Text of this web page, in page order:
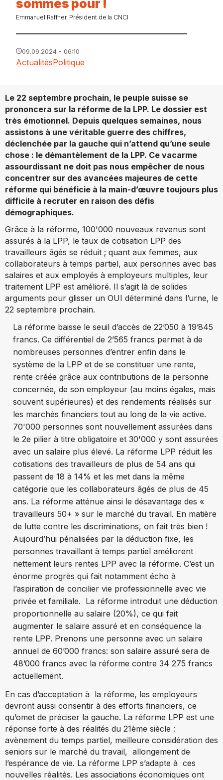
sommes pour !
Emmanuel Raffner, Président de la CNCI
09.09.2024 - 06:10
ActualitésPolitique
Le 22 septembre prochain, le peuple suisse se
prononcera sur la réforme de la LPP. Le dossier est
très émotionnel. Depuis quelques semaines, nous
assistons à une véritable guerre des chiffres,
déclenchée par la gauche qui n’attend qu’une seule
chose : le démantèlement de la LPP. Ce vacarme
assourdissant ne doit pas nous empêcher de nous
concentrer sur des avancées majeures de cette
réforme qui bénéficie à la main-d’œuvre toujours plus
difficile à recruter en raison des défis
démographiques.
Grâce à la réforme, 100'000 nouveaux revenus sont
assurés à la LPP, le taux de cotisation LPP des
travailleurs âgés se réduit ; quant aux femmes, aux
collaborateurs à temps partiel, aux personnes avec bas
salaires et aux employés à employeurs multiples, leur
traitement LPP est amélioré. Il s’agit là de solides
arguments pour glisser un OUI déterminé dans l’urne, le
22 septembre prochain.
La réforme baisse le seuil d’accès de 22’050 à 19’845
francs. Ce différentiel de 2’565 francs permet à de
nombreuses personnes d’entrer enfin dans le
système de la LPP et de se constituer une rente,
rente créée grâce aux contributions de la personne
concernée, de son employeur (au moins égales, mais
souvent supérieures) et des rendements réalisés sur
les marchés financiers tout au long de la vie active.
70'000 personnes sont nouvellement assurées dans
le 2e pilier à titre obligatoire et 30'000 y sont assurées
avec un salaire plus élevé. La réforme LPP réduit les
cotisations des travailleurs de plus de 54 ans qui
passent de 18 à 14% et les met dans la même
catégorie que les collaborateurs âgés de plus de 45
ans. La réforme atténue ainsi le désavantage des «
travailleurs 50+ » sur le marché du travail. En matière
de lutte contre les discriminations, on fait très bien !
Aujourd’hui pénalisées par la déduction fixe, les
personnes travaillant à temps partiel améliorent
nettement leurs rentes LPP avec la réforme. C’est un
énorme progrès qui fait notamment écho à
l’aspiration de concilier vie professionnelle avec vie
privée et familiale. La réforme introduit une déduction
proportionnelle au salaire (20%), ce qui fait
augmenter le salaire assuré et en conséquence la
rente LPP. Prenons une personne avec un salaire
annuel de 60’000 francs: son salaire assuré sera de
48’000 francs avec la réforme contre 34 275 francs
actuellement.
En cas d’acceptation à la réforme, les employeurs
devront aussi consentir à des efforts financiers, ce
qu’omet de préciser la gauche. La réforme LPP est une
réponse forte à des réalités du 21ème siècle :
avènement du temps partiel, meilleure considération des
seniors sur le marché du travail, allongement de
l’espérance de vie. La réforme LPP s’adapte à ces
nouvelles réalités. Les associations économiques ont